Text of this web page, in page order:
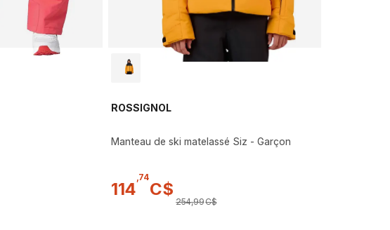
ROSSIGNOL
Manteau de ski matelassé Siz - Garçon
114
,74
C$
254,99C$